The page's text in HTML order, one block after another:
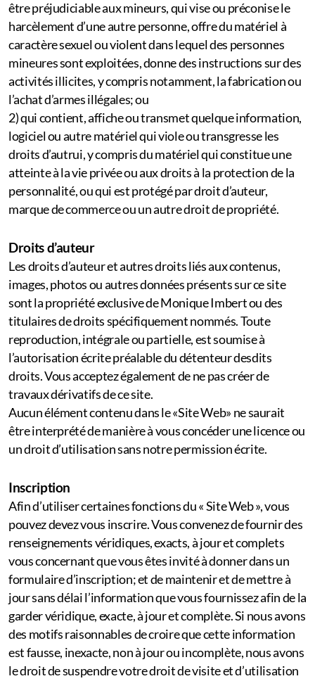
être préjudiciable aux mineurs, qui vise ou préconise le
harcèlement d’une autre personne, offre du matériel à
caractère sexuel ou violent dans lequel des personnes
mineures sont exploitées, donne des instructions sur des
activités illicites, y compris notamment, la fabrication ou
l’achat d’armes illégales; ou
2) qui contient, affiche ou transmet quelque information,
logiciel ou autre matériel qui viole ou transgresse les
droits d’autrui, y compris du matériel qui constitue une
atteinte à la vie privée ou aux droits à la protection de la
personnalité, ou qui est protégé par droit d’auteur,
marque de commerce ou un autre droit de propriété.
Droits d’auteur
Les droits d’auteur et autres droits liés aux contenus,
images, photos ou autres données présents sur ce site
sont la propriété exclusive de Monique Imbert ou des
titulaires de droits spécifiquement nommés. Toute
reproduction, intégrale ou partielle, est soumise à
l’autorisation écrite préalable du détenteur desdits
droits. Vous acceptez également de ne pas créer de
travaux dérivatifs de ce site.
Aucun élément contenu dans le «Site Web» ne saurait
être interprété de manière à vous concéder une licence ou
un droit d’utilisation sans notre permission écrite.
Inscription
Afin d’utiliser certaines fonctions du « Site Web », vous
pouvez devez vous inscrire. Vous convenez de fournir des
renseignements véridiques, exacts, à jour et complets
vous concernant que vous êtes invité à donner dans un
formulaire d’inscription; et de maintenir et de mettre à
jour sans délai l’information que vous fournissez afin de la
garder véridique, exacte, à jour et complète. Si nous avons
des motifs raisonnables de croire que cette information
est fausse, inexacte, non à jour ou incomplète, nous avons
le droit de suspendre votre droit de visite et d’utilisation